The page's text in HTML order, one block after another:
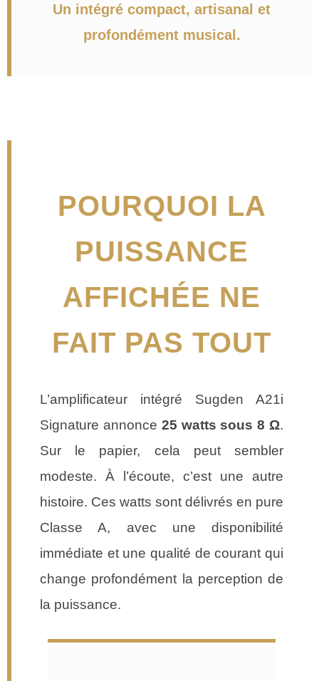
Un intégré compact, artisanal et
profondément musical.
POURQUOI LA
PUISSANCE
AFFICHÉE NE
FAIT PAS TOUT
L’amplificateur intégré Sugden A21i
Signature annonce 25 watts sous 8 Ω.
Sur le papier, cela peut sembler
modeste. À l’écoute, c’est une autre
histoire. Ces watts sont délivrés en pure
Classe A, avec une disponibilité
immédiate et une qualité de courant qui
change profondément la perception de
la puissance.